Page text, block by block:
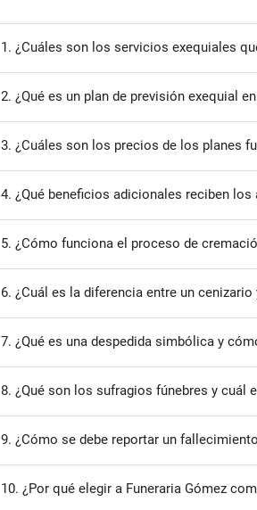
1. ¿Cuáles son los servicios exequiales
2. ¿Qué es un plan de previsión exequial
3. ¿Cuáles son los precios de los planes
4. ¿Qué beneficios adicionales reciben
5. ¿Cómo funciona el proceso de
6. ¿Cuál es la diferencia entre un
7. ¿Qué es una despedida simbólica y
8. ¿Qué son los sufragios fúnebres y cuál
9. ¿Cómo se debe reportar un
10. ¿Por qué elegir a Funeraria Gómez